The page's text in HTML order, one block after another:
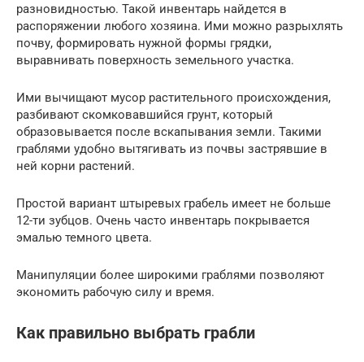
разновидностью. Такой инвентарь найдется в
распоряжении любого хозяина. Ими можно разрыхлять
почву, формировать нужной формы грядки,
выравнивать поверхность земельного участка.
Ими вычищают мусор растительного происхождения,
разбивают скомковавшийся грунт, который
образовывается после вскапывания земли. Такими
граблями удобно вытягивать из почвы застрявшие в
ней корни растений.
Простой вариант штыревых грабель имеет не больше
12-ти зубцов. Очень часто инвентарь покрывается
эмалью темного цвета.
Манипуляции более широкими граблями позволяют
экономить рабочую силу и время.
Как правильно выбрать грабли